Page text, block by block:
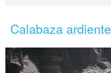
Calabaza ardiente